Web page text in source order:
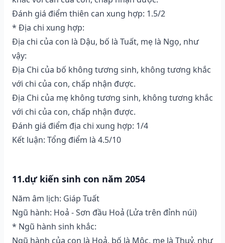
Đánh giá điểm thiên can xung hợp: 1.5/2
* Địa chi xung hợp:
Địa chi của con là Dậu, bố là Tuất, mẹ là Ngọ, như
vậy:
Địa Chi của bố không tương sinh, không tương khắc
với chi của con, chấp nhận được.
Địa Chi của mẹ không tương sinh, không tương khắc
với chi của con, chấp nhận được.
Đánh giá điểm địa chi xung hợp: 1/4
Kết luận: Tổng điểm là 4.5/10
11.dự kiến sinh con năm 2054
Năm âm lịch: Giáp Tuất
Ngũ hành: Hoả - Sơn đầu Hoả (Lửa trên đỉnh núi)
* Ngũ hành sinh khắc:
Ngũ hành của con là Hoả, bố là Mộc, mẹ là Thuỷ, như